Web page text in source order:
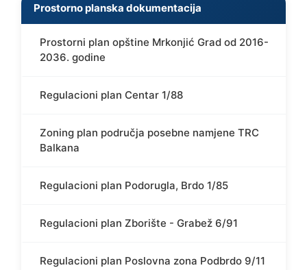
Prostorno planska dokumentacija
Prostorni plan opštine Mrkonjić Grad od 2016-
2036. godine
Regulacioni plan Centar 1/88
Zoning plan područja posebne namjene TRC
Balkana
Regulacioni plan Podorugla, Brdo 1/85
Regulacioni plan Zborište - Grabež 6/91
Regulacioni plan Poslovna zona Podbrdo 9/11